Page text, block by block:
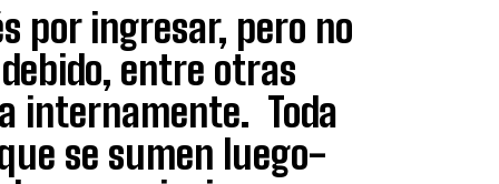
por ingresar, pero no
entre otras
internamente. Toda
se sumen luego-